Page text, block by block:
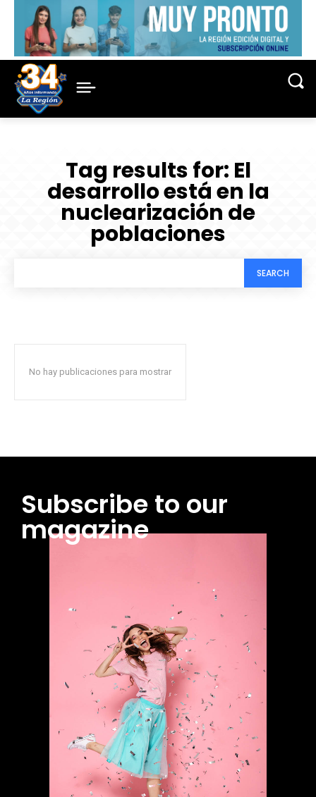
Tag results for: El
desarrollo está en la
nuclearización de
poblaciones
SEARCH
No hay publicaciones para mostrar
Subscribe to our
magazine